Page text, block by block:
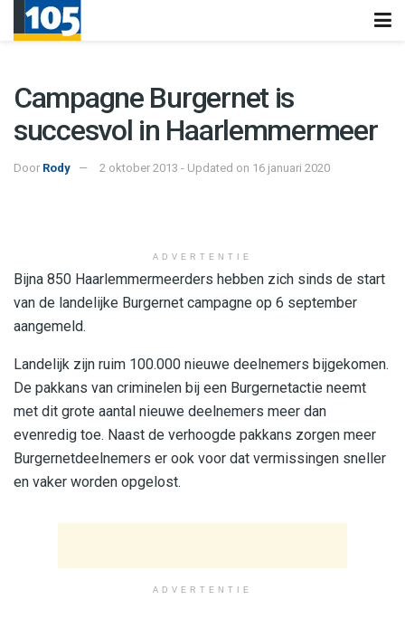
Campagne Burgernet is
succesvol in Haarlemmermeer
Door Rody 2 oktober 2013 - Updated on 16 januari 2020
ADVERTENTIE
Bijna 850 Haarlemmermeerders hebben zich sinds de start
van de landelijke Burgernet campagne op 6 september
aangemeld.
Landelijk zijn ruim 100.000 nieuwe deelnemers bijgekomen.
De pakkans van criminelen bij een Burgernetactie neemt
met dit grote aantal nieuwe deelnemers meer dan
evenredig toe. Naast de verhoogde pakkans zorgen meer
Burgernetdeelnemers er ook voor dat vermissingen sneller
en vaker worden opgelost.
ADVERTENTIE